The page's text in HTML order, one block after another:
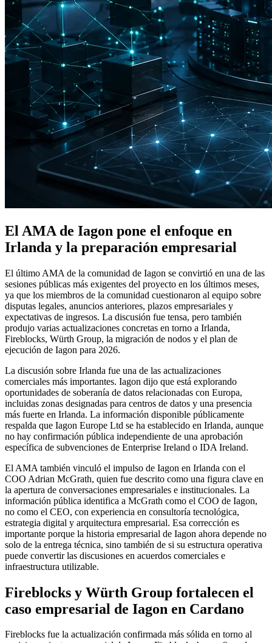
El AMA de Iagon pone el enfoque en
Irlanda y la preparación empresarial
El último AMA de la comunidad de Iagon se convirtió en una de las
sesiones públicas más exigentes del proyecto en los últimos meses,
ya que los miembros de la comunidad cuestionaron al equipo sobre
disputas legales, anuncios anteriores, plazos empresariales y
expectativas de ingresos. La discusión fue tensa, pero también
produjo varias actualizaciones concretas en torno a Irlanda,
Fireblocks, Würth Group, la migración de nodos y el plan de
ejecución de Iagon para 2026.
La discusión sobre Irlanda fue una de las actualizaciones
comerciales más importantes. Iagon dijo que está explorando
oportunidades de soberanía de datos relacionadas con Europa,
incluidas zonas designadas para centros de datos y una presencia
más fuerte en Irlanda. La información disponible públicamente
respalda que Iagon Europe Ltd se ha establecido en Irlanda, aunque
no hay confirmación pública independiente de una aprobación
específica de subvenciones de Enterprise Ireland o IDA Ireland.
El AMA también vinculó el impulso de Iagon en Irlanda con el
COO Adrian McGrath, quien fue descrito como una figura clave en
la apertura de conversaciones empresariales e institucionales. La
información pública identifica a McGrath como el COO de Iagon,
no como el CEO, con experiencia en consultoría tecnológica,
estrategia digital y arquitectura empresarial. Esa corrección es
importante porque la historia empresarial de Iagon ahora depende no
solo de la entrega técnica, sino también de si su estructura operativa
puede convertir las discusiones en acuerdos comerciales e
infraestructura utilizable.
Fireblocks y Würth Group fortalecen el
caso empresarial de Iagon en Cardano
Fireblocks fue la actualización confirmada más sólida en torno al